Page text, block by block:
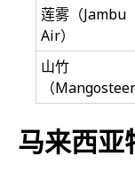
莲雾（Jambu
Air）
山竹
（Mangosteen
马来西亚